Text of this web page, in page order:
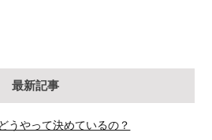
最新記事
うやって決めているの？